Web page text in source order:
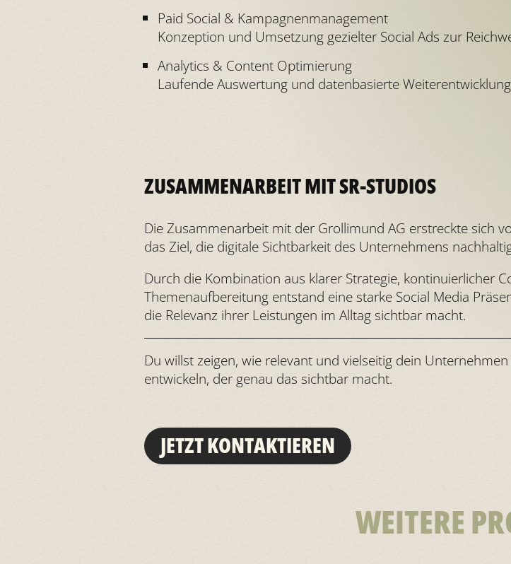
Paid Social & Kampagnenmanagement
Konzeption und Umsetzung gezielter Social Ads zur
Analytics & Content Optimierung
Laufende Auswertung und datenbasierte
ZUSAMMENARBEIT MIT SR-STUDIOS
Die Zusammenarbeit mit der Grollimund AG erstreckte sich
das Ziel, die digitale Sichtbarkeit des Unternehmens
Durch die Kombination aus klarer Strategie, kontinuierlicher
Themenaufbereitung entstand eine starke Social Media
die Relevanz ihrer Leistungen im Alltag sichtbar macht.
Du willst zeigen, wie relevant und vielseitig dein
entwickeln, der genau das sichtbar macht.
JETZT KONTAKTIEREN
WEITERE